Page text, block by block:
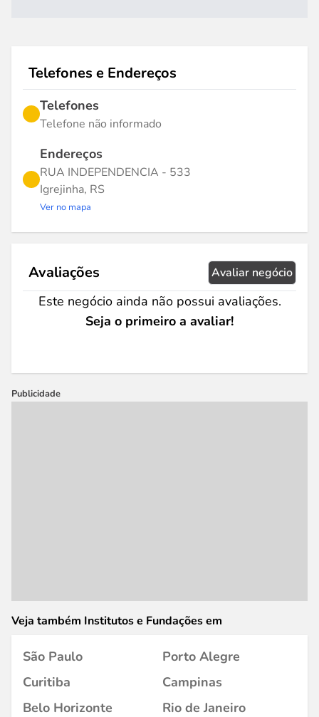
Telefones e Endereços
Telefones
Telefone não informado
Endereços
RUA INDEPENDENCIA - 533
Igrejinha, RS
Ver no mapa
Avaliações Avaliar negócio
Este negócio ainda não possui avaliações.
Seja o primeiro a avaliar!
Publicidade
Veja também Institutos e Fundações em
São Paulo
Porto Alegre
Curitiba
Campinas
Belo Horizonte
Rio de Janeiro